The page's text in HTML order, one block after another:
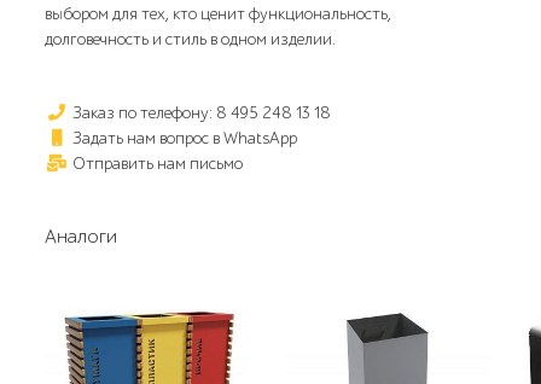
выбором для тех, кто ценит функциональность,
долговечность и стиль в одном изделии.
Заказ по телефону: 8 495 248 13 18
Задать нам вопрос в WhatsApp
Отправить нам письмо
Аналоги